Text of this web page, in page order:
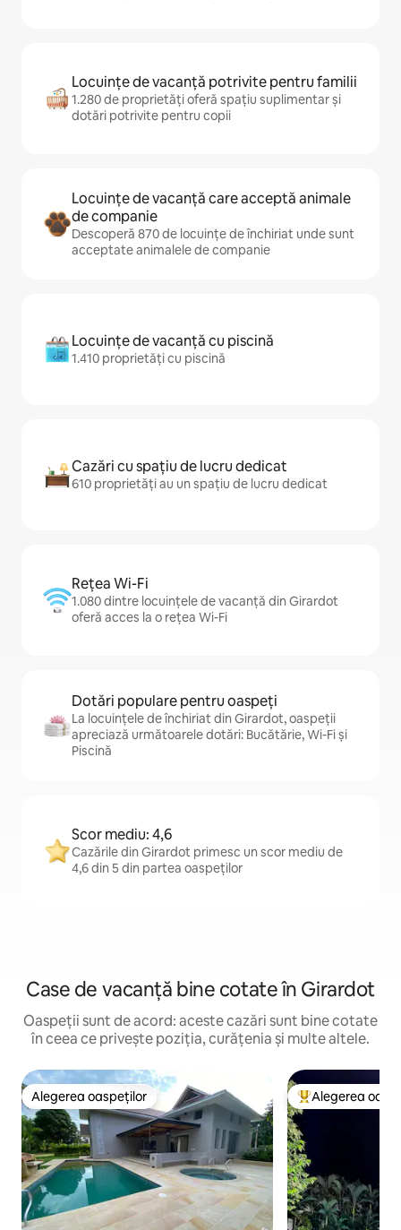
Locuințe de vacanță potrivite pentru familii
1.280 de proprietăți oferă spațiu suplimentar și
dotări potrivite pentru copii
Locuințe de vacanță care acceptă animale
de companie
Descoperă 870 de locuințe de închiriat unde sunt
acceptate animalele de companie
Locuințe de vacanță cu piscină
1.410 proprietăți cu piscină
Cazări cu spațiu de lucru dedicat
610 proprietăți au un spațiu de lucru dedicat
Rețea Wi-Fi
1.080 dintre locuințele de vacanță din Girardot
oferă acces la o rețea Wi-Fi
Dotări populare pentru oaspeți
La locuințele de închiriat din Girardot, oaspeții
apreciază următoarele dotări: Bucătărie, Wi-Fi și
Piscină
Scor mediu: 4,6
Cazările din Girardot primesc un scor mediu de
4,6 din 5 din partea oaspeților
Case de vacanță bine cotate în Girardot
Oaspeții sunt de acord: aceste cazări sunt bine cotate
în ceea ce privește poziția, curățenia și multe altele.
Alegerea oaspeților
Alegerea oaspeților Locuință din
Alegerea